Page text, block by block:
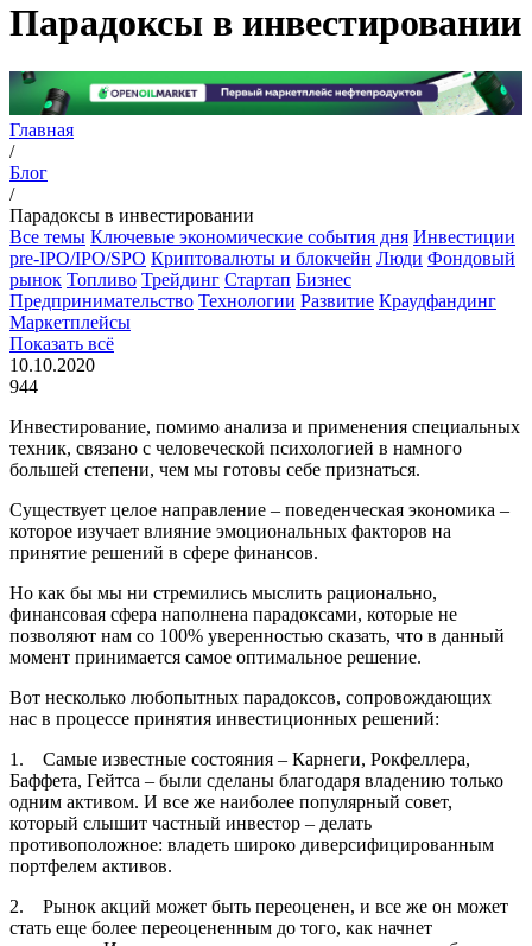
Парадоксы в инвестировании
Главная
/
Блог
/
Парадоксы в инвестировании
Все темы Ключевые экономические события дня Инвестиции
pre-IPO/IPO/SPO Криптовалюты и блокчейн Люди Фондовый
рынок Топливо Трейдинг Стартап Бизнес
Предпринимательство Технологии Развитие Краудфандинг
Маркетплейсы
Показать всё
10.10.2020
944
Инвестирование, помимо анализа и применения специальных
техник, связано с человеческой психологией в намного
большей степени, чем мы готовы себе признаться.
Существует целое направление – поведенческая экономика –
которое изучает влияние эмоциональных факторов на
принятие решений в сфере финансов.
Но как бы мы ни стремились мыслить рационально,
финансовая сфера наполнена парадоксами, которые не
позволяют нам со 100% уверенностью сказать, что в данный
момент принимается самое оптимальное решение.
Вот несколько любопытных парадоксов, сопровождающих
нас в процессе принятия инвестиционных решений:
1. Самые известные состояния – Карнеги, Рокфеллера,
Баффета, Гейтса – были сделаны благодаря владению только
одним активом. И все же наиболее популярный совет,
который слышит частный инвестор – делать
противоположное: владеть широко диверсифицированным
портфелем активов.
2. Рынок акций может быть переоценен, и все же он может
стать еще более переоцененным до того, как начнет